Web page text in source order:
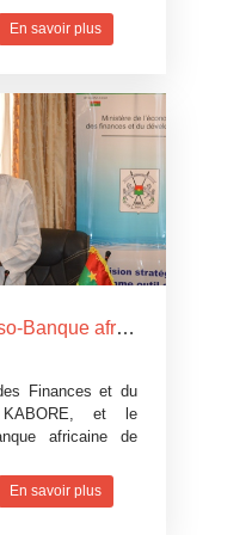
En savoir plus
Coopération Burkina Faso-Banque africaine de développement: La Banque africaine de développement accorde trois
Finances et du
KABORE, et le
africaine de
En savoir plus